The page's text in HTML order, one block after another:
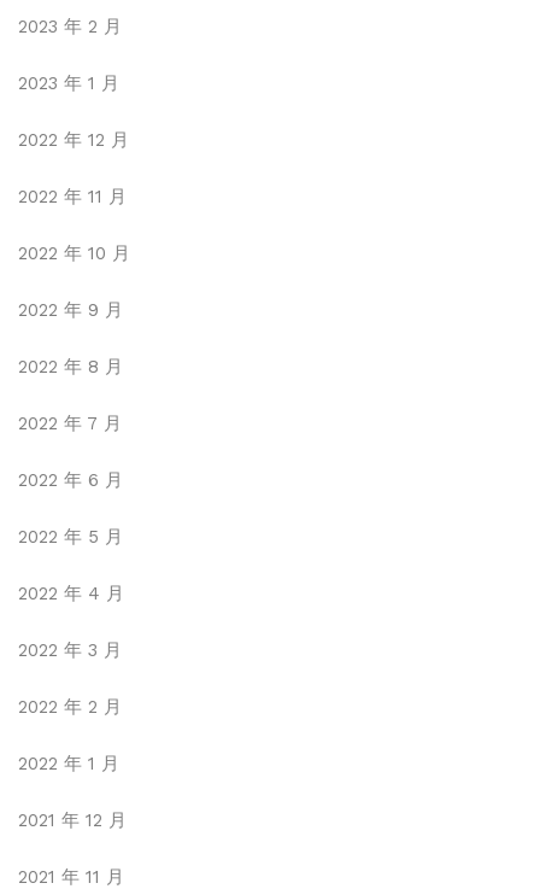
2023 年 2 月
2023 年 1 月
2022 年 12 月
2022 年 11 月
2022 年 10 月
2022 年 9 月
2022 年 8 月
2022 年 7 月
2022 年 6 月
2022 年 5 月
2022 年 4 月
2022 年 3 月
2022 年 2 月
2022 年 1 月
2021 年 12 月
2021 年 11 月